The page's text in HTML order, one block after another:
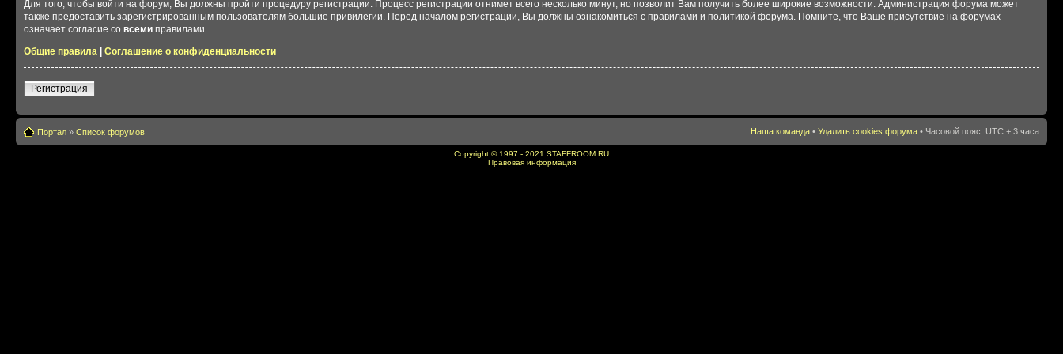
Для того, чтобы войти на форум, Вы должны пройти процедуру регистрации. Процесс регистрации отнимет всего несколько минут, но позволит Вам получить более широкие возможности. Администрация форума может
также предоставить зарегистрированным пользователям большие привилегии. Перед началом регистрации, Вы должны ознакомиться с правилами и политикой форума. Помните, что Ваше присутствие на форумах
означает согласие со всеми правилами.
Общие правила
Соглашение о конфиденциальности
Регистрация
Портал » Список форумов Наша команда • Удалить cookies форума • Часовой пояс: UTC + 3 часа
Copyright © 1997 - 2021 STAFFROOM.RU
Правовая информация